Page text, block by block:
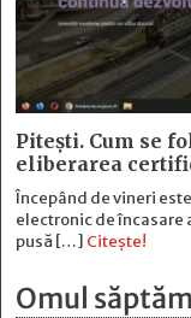
Pitești. Cum se
eliberarea
Începând de vineri
electronic de
pusă […] Citește!
Omul